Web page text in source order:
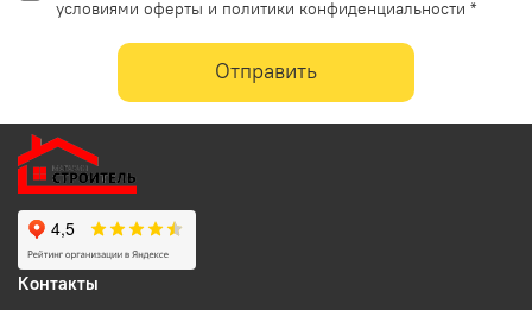
условиями оферты и политики конфиденциальности *
Отправить
Контакты